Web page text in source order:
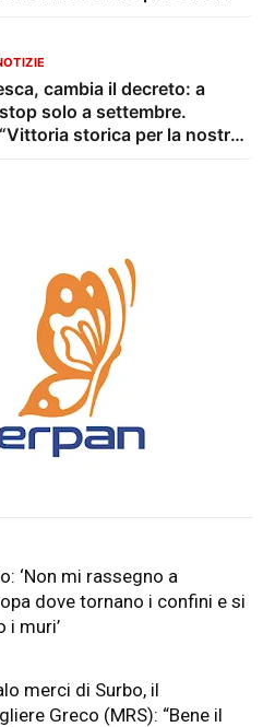
cambia il decreto: a
solo a settembre.
storica per la nostra
‘Non mi rassegno a
dove tornano i confini e si
i muri’
merci di Surbo, il
Greco (MRS): “Bene il